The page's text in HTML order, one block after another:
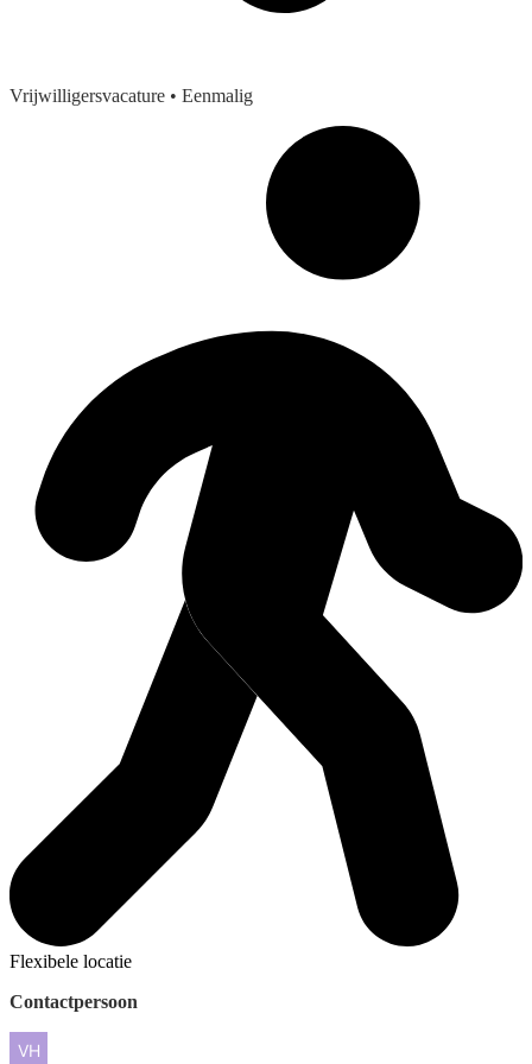
Vrijwilligersvacature • Eenmalig
Flexibele locatie
Contactpersoon